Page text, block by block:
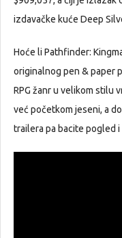
izdavačke kuće Deep
Hoće li Pathfinder:
originalnog pen & paper
RPG žanr u velikom stilu
već početkom jeseni, a
trailera pa bacite pogled